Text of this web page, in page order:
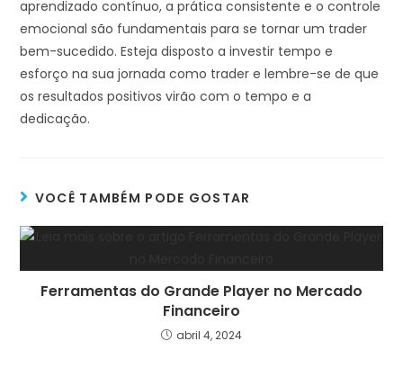
aprendizado contínuo, a prática consistente e o controle
emocional são fundamentais para se tornar um trader
bem-sucedido. Esteja disposto a investir tempo e
esforço na sua jornada como trader e lembre-se de que
os resultados positivos virão com o tempo e a
dedicação.
VOCÊ TAMBÉM PODE GOSTAR
Ferramentas do Grande Player no Mercado
Financeiro
abril 4, 2024